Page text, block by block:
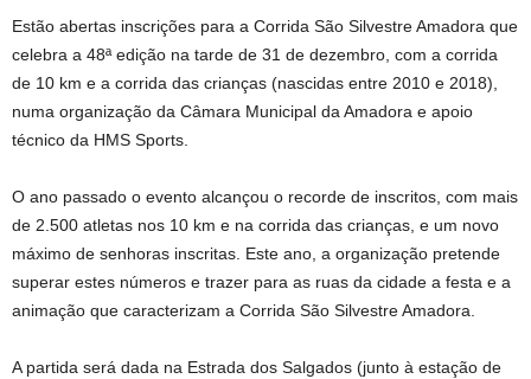
Estão abertas inscrições para a Corrida São Silvestre Amadora que
celebra a 48ª edição na tarde de 31 de dezembro, com a corrida
de 10 km e a corrida das crianças (nascidas entre 2010 e 2018),
numa organização da Câmara Municipal da Amadora e apoio
técnico da HMS Sports.
O ano passado o evento alcançou o recorde de inscritos, com mais
de 2.500 atletas nos 10 km e na corrida das crianças, e um novo
máximo de senhoras inscritas. Este ano, a organização pretende
superar estes números e trazer para as ruas da cidade a festa e a
animação que caracterizam a Corrida São Silvestre Amadora.
A partida será dada na Estrada dos Salgados (junto à estação de